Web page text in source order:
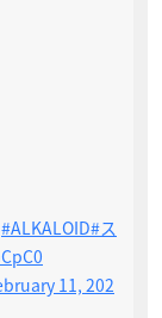
#ALKALOID#ス
11, 202